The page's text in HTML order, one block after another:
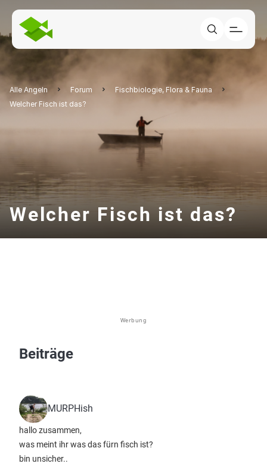
Alle Angeln Forum
Fischbiologie, Flora & Fauna
Welcher Fisch ist das?
Welcher Fisch ist das?
Werbung
Beiträge
MURPHish
hallo zusammen,
was meint ihr was das fürn fisch ist?
bin unsicher..